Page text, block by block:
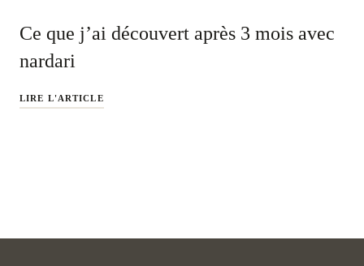
Ce que j’ai découvert après 3 mois avec
nardari
LIRE L'ARTICLE